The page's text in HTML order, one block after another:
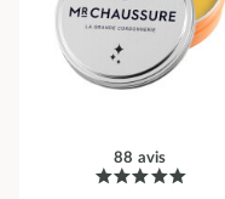
88 avis